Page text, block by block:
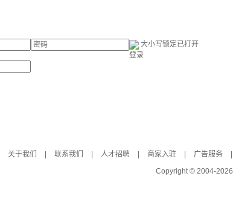
大小写锁定已打开
登录
关于我们
联系我们 人才招聘 商家入驻 广告服务
Copyright © 2004-2026